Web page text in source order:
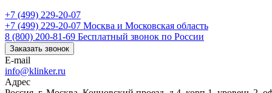
+7 (499) 229-20-07
+7 (499) 229-20-07 Москва и Московская область
8 (800) 200-81-69 Бесплатный звонок по России
Заказать звонок
E-mail
info@klinker.ru
Адрес